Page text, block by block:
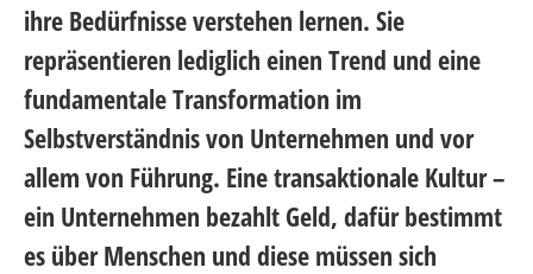
ihre Bedürfnisse verstehen lernen. Sie
repräsentieren lediglich einen Trend und eine
fundamentale Transformation im
Selbstverständnis von Unternehmen und vor
allem von Führung. Eine transaktionale Kultur –
ein Unternehmen bezahlt Geld, dafür bestimmt
es über Menschen und diese müssen sich